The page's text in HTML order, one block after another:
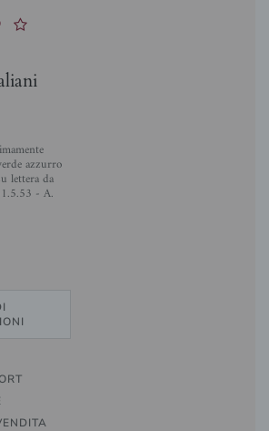
azzurro
lettera da
- A.